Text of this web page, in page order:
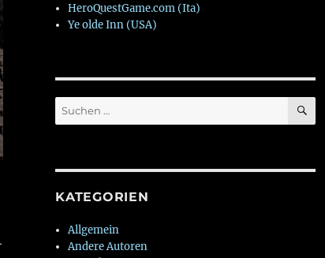
HeroQuestGame.com (Ita)
Ye olde Inn (USA)
Suchen
nach:
KATEGORIEN
Allgemein
Andere Autoren